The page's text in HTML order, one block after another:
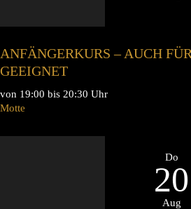
ANFÄNGERKURS – AUCH
GEEIGNET
von 19:00 bis 20:30 Uhr
Motte
Do
20
Aug